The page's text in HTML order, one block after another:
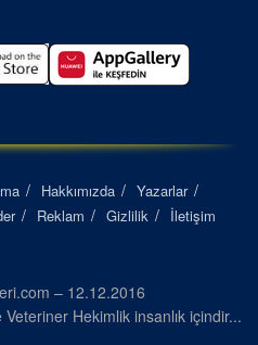
Hakkımızda
Yazarlar
Reklam Gizlilik İletişim
– 12.12.2016
Hekimlik insanlık içindir...